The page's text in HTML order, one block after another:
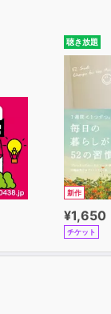
聴き放題
新作
¥1,650
チケット